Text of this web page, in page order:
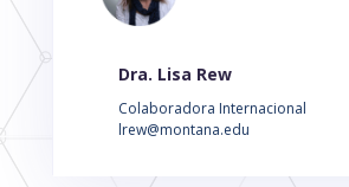
Dra. Lisa Rew
Colaboradora Internacional
lrew@montana.edu